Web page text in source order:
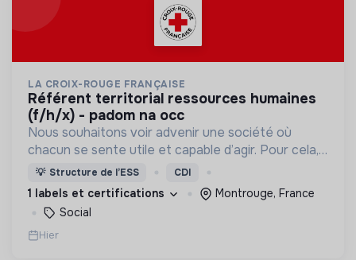
LA CROIX-ROUGE FRANÇAISE
référent territorial ressources humaines
(f/h/x) - padom na occ
Nous souhaitons voir advenir une société où
chacun se sente utile et capable d’agir. Pour cela,
nous proposons des moyens et des lieux
d’engagement innovants et adaptés à tous.
💡 Structure de l’ESS CDI
1 labels et certifications
Montrouge, France
Social
Hier